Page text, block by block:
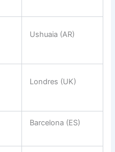
Ushuaia (AR)
Londres (UK)
Barcelona (ES)